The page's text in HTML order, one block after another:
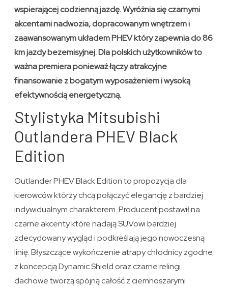
wspierającej codzienną jazdę. Wyróżnia się czarnymi
akcentami nadwozia, dopracowanym wnętrzem i
zaawansowanym układem PHEV który zapewnia do 86
km jazdy bezemisyjnej. Dla polskich użytkowników to
ważna premiera ponieważ łączy atrakcyjne
finansowanie z bogatym wyposażeniem i wysoką
efektywnością energetyczną.
Stylistyka Mitsubishi
Outlandera PHEV Black
Edition
Outlander PHEV Black Edition to propozycja dla
kierowców którzy chcą połączyć elegancję z bardziej
indywidualnym charakterem. Producent postawił na
czarne akcenty które nadają SUVowi bardziej
zdecydowany wygląd i podkreślają jego nowoczesną
linię. Błyszczące wykończenie atrapy chłodnicy zgodne
z koncepcją Dynamic Shield oraz czarne relingi
dachowe tworzą spójną całość z ciemnoszarymi